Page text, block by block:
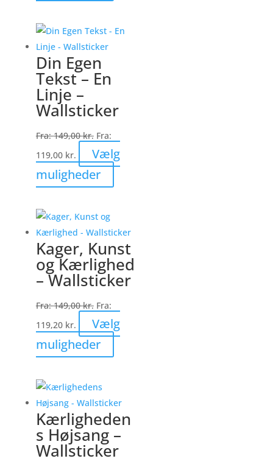
flere
på
Din Egen
Tekst – En
Linje –
Wallsticker
Fra:149,00kr. Fra:
119,00 kr.
Vælg
muligheder
vare
varianter.
Mulighederne
kan
vælges
varesiden
Kager, Kunst
og Kærlighed
– Wallsticker
Fra:149,00kr. Fra:
119,20 kr.
Vælg
muligheder
vare
varianter.
Mulighederne
kan
vælges
Kærligheden
s Højsang –
Wallsticker